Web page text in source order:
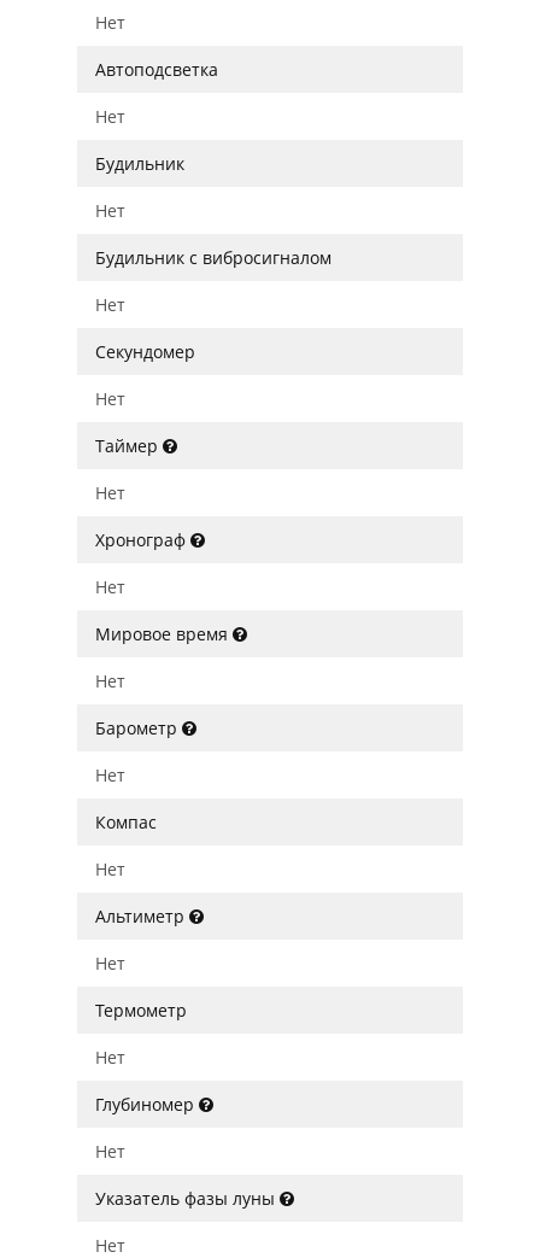
Нет
Автоподсветка
Нет
Будильник
Нет
Будильник с вибросигналом
Нет
Секундомер
Нет
Таймер
Нет
Хронограф
Нет
Мировое время
Нет
Барометр
Нет
Компас
Нет
Альтиметр
Нет
Термометр
Нет
Глубиномер
Нет
Указатель фазы луны
Нет